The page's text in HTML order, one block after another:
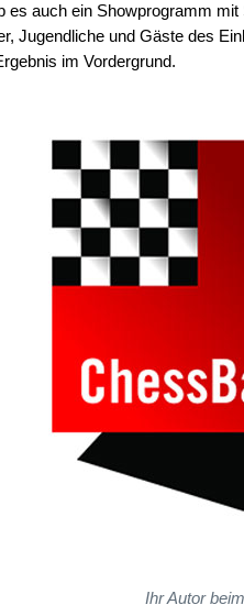
es auch ein Showprogramm
Jugendliche und Gäste des
im Vordergrund.
Ihr Autor